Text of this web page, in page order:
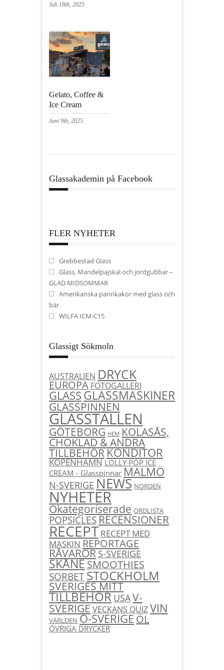
Juli 18th, 2025
Gelato, Coffee &
Ice Cream
Juni 9th, 2025
Glassakademin på Facebook
FLER NYHETER
Grebbestad Glass
Glass, Mandelpajskal och jordgubbar –
GLAD MIDSOMMAR
Amerikanska pannkakor med glass och
bär
WILFA ICM-C15
Glassigt Sökmoln
AUSTRALIEN DRYCK
EUROPA FOTOGALLERI
GLASSGLASSMASKINER
GLASSPINNEN
GLASSTÄLLEN
GÖTEBORG HEM KOLASÅS,
CHOKLAD & ANDRA
TILLBEHÖRKONDITOR
KÖPENHAMN LOLLY POP ICE
CREAM - Glasspinnar MALMÖ
N-SVERIGE NEWS NORDEN
NYHETER
Okategoriserade ORDLISTA
POPSICLESRECENSIONER
RECEPT RECEPT MED
MASKIN REPORTAGE
RÅVARORS-SVERIGE
SKÅNESMOOTHIES
SORBETSTOCKHOLM
SVERIGES MITT
TILLBEHÖR USAV-
SVERIGEVECKANS QUIZVIN
VÄRLDEN Ö-SVERIGEÖL
ÖVRIGA DRYCKER